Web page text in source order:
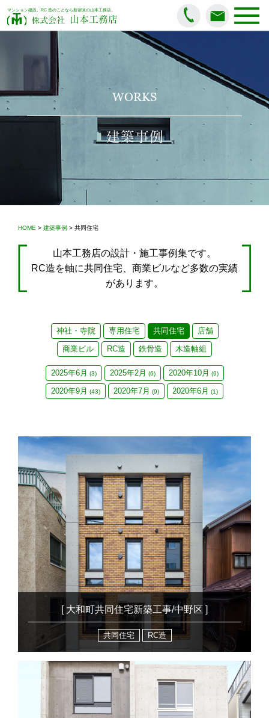
マンション建設、RC 造のことなら新宿区の山本工務店。
株式会社 山本工務店
WORKS
建築事例
HOME > 建築事例 > 共同住宅
山本工務店の設計・施工事例集です。
RC造を軸に共同住宅、商業ビルなど多数の実績
があります。
神社・寺院 専用住宅 共同住宅
店舗
商業ビル
RC造 鉄骨造 木造軸組
2025年6月 (3) 2025年2月 (6) 2020年10月 (9)
2020年9月 (43) 2020年7月 (9) 2020年6月 (1)
[ 大和町共同住宅新築工事/中野区 ]
共同住宅 RC造